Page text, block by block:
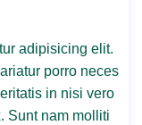
adipisicing elit.
porro neces
in nisi vero
Sunt nam molliti